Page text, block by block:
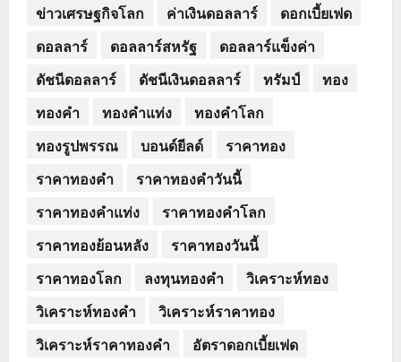
ข่าวเศรษฐกิจโลก
ค่าเงินดอลลาร์
ดอกเบี้ยเฟด
ดอลลาร์
ดอลลาร์สหรัฐ
ดอลลาร์แข็งค่า
ดัชนีดอลลาร์
ดัชนีเงินดอลลาร์ ทรัมป์
ทอง
ทองคำ
ทองคำแท่ง
ทองคำโลก
ทองรูปพรรณ
บอนด์ยีลด์
ราคาทอง
ราคาทองคำ
ราคาทองคำวันนี้
ราคาทองคำแท่ง
ราคาทองคำโลก
ราคาทองย้อนหลัง
ราคาทองวันนี้
ราคาทองโลก
ลงทุนทองคำ
วิเคราะห์ทอง
วิเคราะห์ทองคำ
วิเคราะห์ราคาทอง
วิเคราะห์ราคาทองคำ
อัตราดอกเบี้ยเฟด